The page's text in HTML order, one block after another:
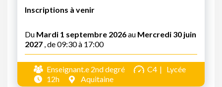
Inscriptions à venir
Du Mardi 1 septembre 2026au Mercredi 30 juin
2027 , de 09:30 à 17:00
Enseignant.e 2nd degré C4
Lycée
12h
Aquitaine